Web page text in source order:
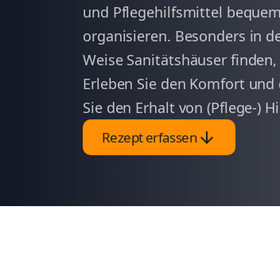
und Pflegehilfsmittel
organisieren. Besonders in
Weise Sanitätshäuser
Erleben Sie den Komfort
Sie den Erhalt von (Pflege-)
Rezept erfassenarrow_downward